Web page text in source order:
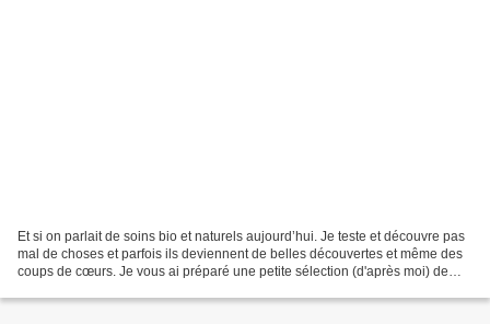
Et si on parlait de soins bio et naturels aujourd’hui. Je teste et découvre pas
mal de choses et parfois ils deviennent de belles découvertes et même des
coups de cœurs. Je vous ai préparé une petite sélection (d'après moi) de